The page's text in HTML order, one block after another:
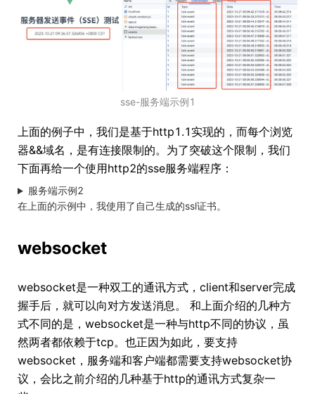
sse-服务端示例1
上面的例子中，我们是基于http1.1实现的，而每个浏览
器&&域名，是有连接限制的。为了突破这个限制，我们
下面再给一个使用http2的sse服务端程序：
服务端示例2
在上面的示例中，我使用了自己生成的ssl证书。
websocket
websocket是一种双工的通讯方式，client和server完成
握手后，就可以向对方发送消息。 和上面介绍的几种方
式不同的是，websocket是一种与http不同的协议，虽
然两者都依赖于tcp。也正因为如此，要支持
websocket，服务端和客户端都需要支持websocket协
议，会比之前介绍的几种基于http的通讯方式复杂一